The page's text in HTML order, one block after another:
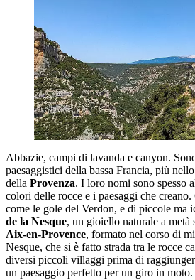
Abbazie, campi di lavanda e canyon.
paesaggistici della bassa Francia, più
della Provenza. I loro nomi sono spesso
colori delle rocce e i paesaggi che
come le gole del Verdon, e di piccole ma
de la Nesque, un gioiello naturale a metà
Aix-en-Provence, formato nel corso di
Nesque, che si è fatto strada tra le rocce
diversi piccoli villaggi prima di
un paesaggio perfetto per un giro in